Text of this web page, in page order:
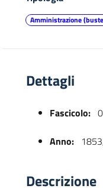
Amministrazione
Dettagli
Fascicolo:
Anno:
Descrizione